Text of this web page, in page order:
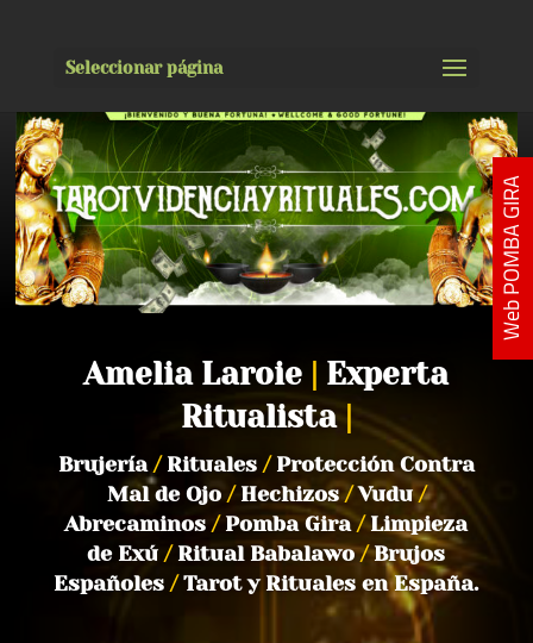
Seleccionar página
Amelia Laroie
Experta
Ritualista
Brujería /Rituales /Protección Contra
Mal de Ojo /Hechizos/Vudu/
Abrecaminos/Pomba Gira/Limpieza
de Exú/Ritual Babalawo/Brujos
Españoles/Tarot y Rituales en España.
Web POMBA GIRA